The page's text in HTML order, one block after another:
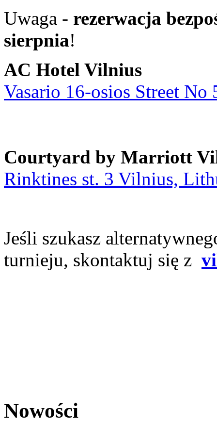
Uwaga - rezerwacja
sierpnia!
AC Hotel Vilnius
Vasario 16-osios Street
Courtyard by Marriott
Rinktines st. 3 Vilnius,
Jeśli szukasz
turnieju, skontaktuj się z
Nowości